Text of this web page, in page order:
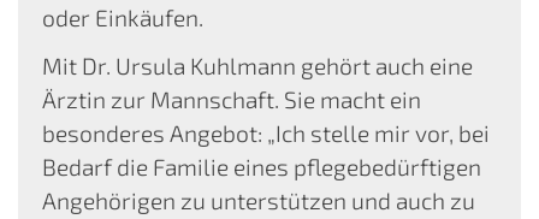
oder Einkäufen.
Mit Dr. Ursula Kuhlmann gehört auch eine
Ärztin zur Mannschaft. Sie macht ein
besonderes Angebot: „Ich stelle mir vor, bei
Bedarf die Familie eines pflegebedürftigen
Angehörigen zu unterstützen und auch zu